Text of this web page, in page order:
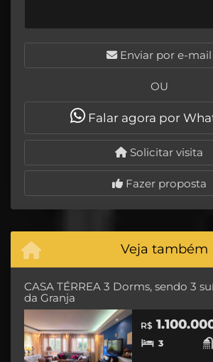
Enviar por e-mail
OU
Falar agora por
Solicitar visita
Fazer proposta
Veja também
CASA TÉRREA 3 Dorms, sendo 3
da Granja
R$
3